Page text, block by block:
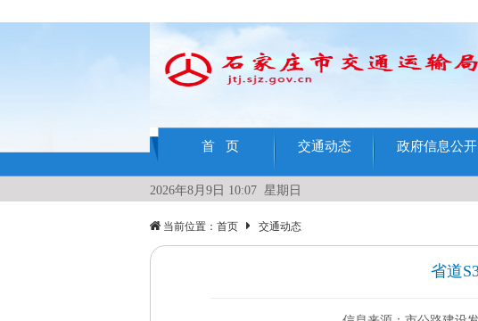
首 页 交通动态 政府信息公开
2026年8月9日 10:07 星期日
当前位置： 首页 交通动态
省道